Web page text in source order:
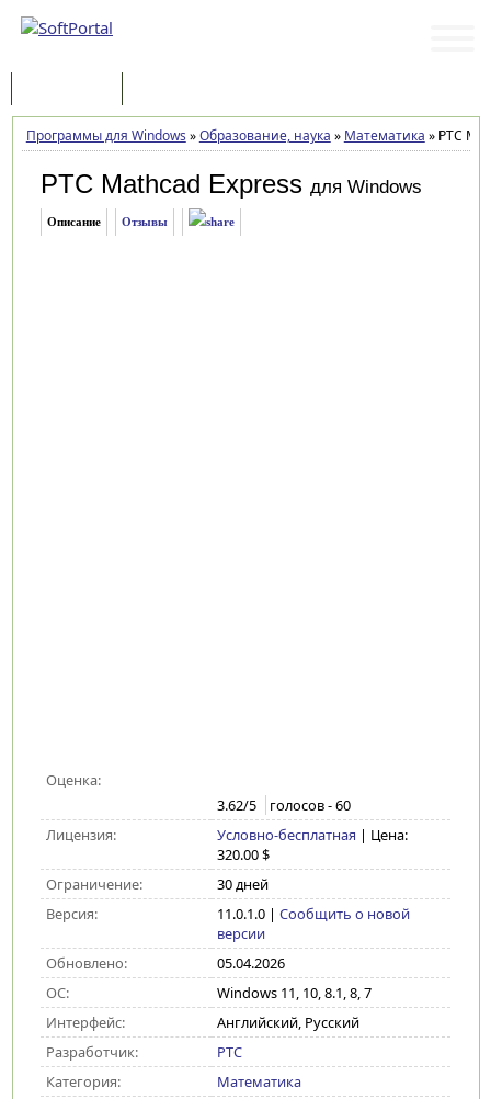
Программы для Windows »Образование, наука » Математика »PTC
PTC Mathcad Express для Windows
Описание Отзывы
Оценка:
3.62/5 голосов -60
Лицензия:
Условно-бесплатная | Цена:
320.00 $
Ограничение:
30 дней
Версия:
11.0.1.0| Сообщить о новой
версии
Обновлено:
05.04.2026
ОС:
Windows 11, 10, 8.1, 8, 7
Интерфейс:
Английский, Русский
Разработчик:
PTC
Категория:
Математика